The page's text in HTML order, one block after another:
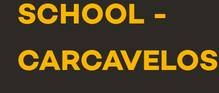
SCHOOL -
CARCAVELOS